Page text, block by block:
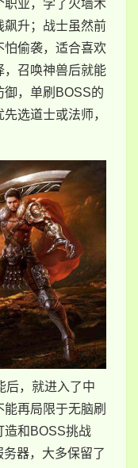
职业，学了火墙术
飙升；战士虽然前
偷袭，适合喜欢
，召唤神兽后就能
御，单刷BOSS的
选道士或法师，
后，就进入了中
再局限于无脑刷
造和BOSS挑战
务器，大多保留了